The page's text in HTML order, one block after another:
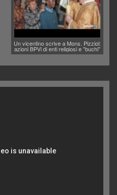
Un vicentino scrive a Mons. Pizziol:
azioni BPVi di enti religiosi e "buchi"
don Paolo Zanutel